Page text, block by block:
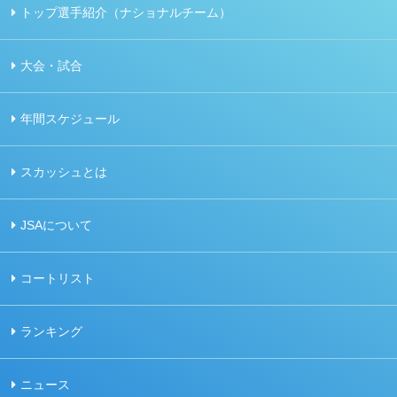
トップ選手紹介（ナショナルチーム）
大会・試合
年間スケジュール
スカッシュとは
JSAについて
コートリスト
ランキング
ニュース